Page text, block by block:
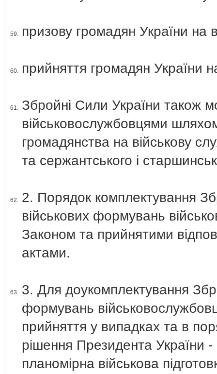
59. призову громадян України на
60. прийняття громадян України
61. Збройні Сили України також
військовослужбовцями
громадянства на військову
та сержантського і
62. 2. Порядок комплектування
військових формувань
Законом та прийнятими
актами.
63. 3. Для доукомплектування
формувань
прийняття у випадках та в
рішення Президента України
планомірна військова